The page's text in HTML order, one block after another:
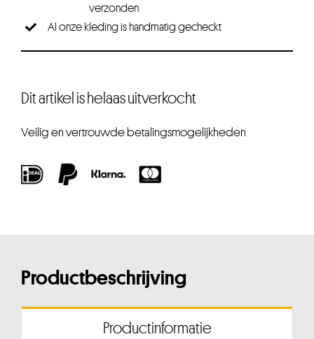
verzonden
Al onze kleding is handmatig gecheckt
Dit artikel is helaas uitverkocht
Veilig en vertrouwde betalingsmogelijkheden
Productbeschrijving
Productinformatie